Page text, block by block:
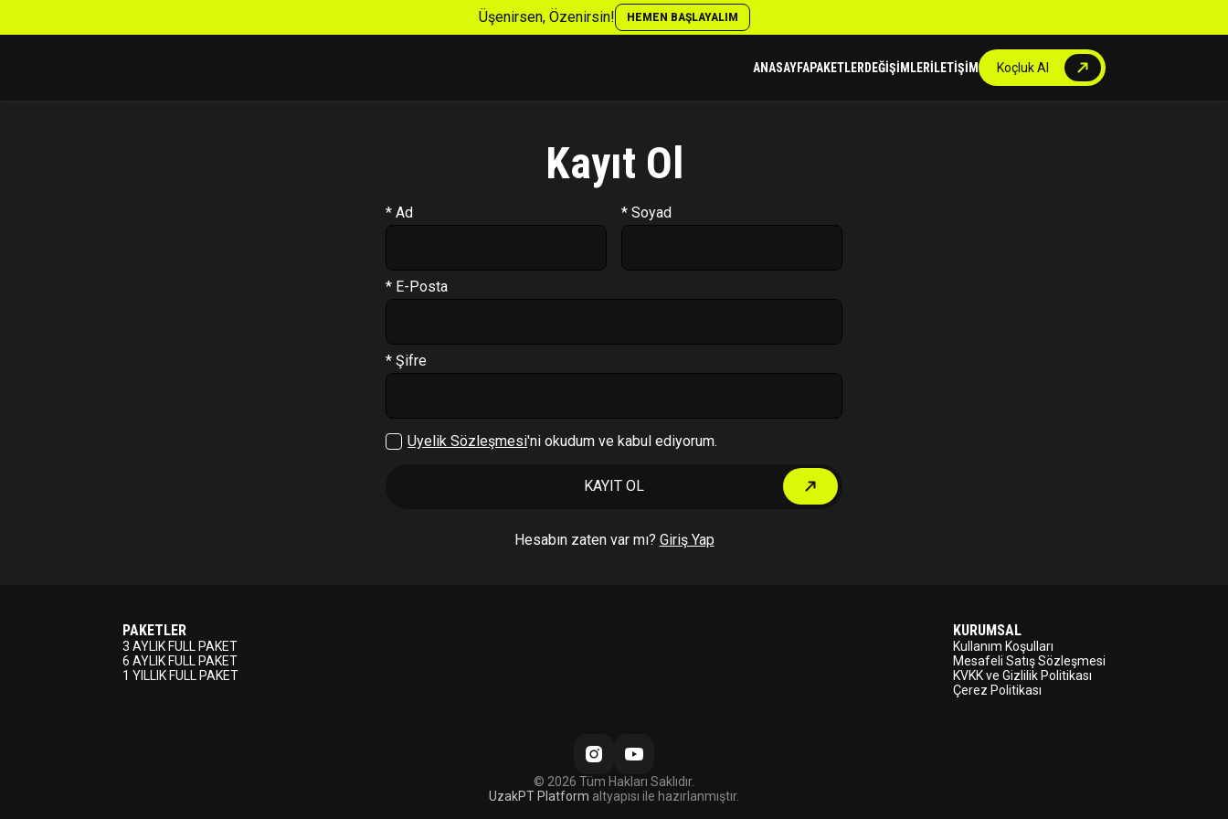
Üşenirsen, Özenirsin! HEMEN BAŞLAYALIM
ANASAYFAPAKETLER DEĞİŞİMLERİLETİŞİM Koçluk Al
Kayıt Ol
* Ad * Soyad
* E-Posta
* Şifre
Üyelik Sözleşmesi'ni okudum ve kabul ediyorum.
KAYIT OL
Hesabın zaten var mı? Giriş Yap
PAKETLER
3 AYLIK FULL PAKET
6 AYLIK FULL PAKET
1 YILLIK FULL PAKET
KURUMSAL
Kullanım Koşulları
Mesafeli Satış Sözleşmesi
KVKK ve Gizlilik Politikası
Çerez Politikası
© 2026 Tüm Hakları Saklıdır.
UzakPT Platform altyapısı ile hazırlanmıştır.